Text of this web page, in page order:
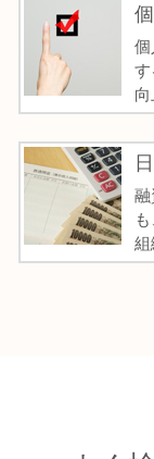
個
す
融